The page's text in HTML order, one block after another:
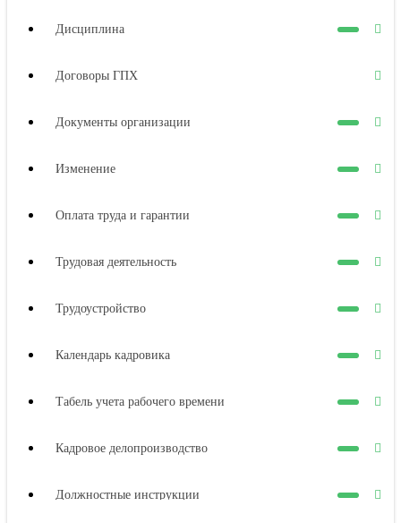
Дисциплина
Договоры ГПХ
Документы организации
Изменение
Оплата труда и гарантии
Трудовая деятельность
Трудоустройство
Календарь кадровика
Табель учета рабочего времени
Кадровое делопроизводство
Должностные инструкции